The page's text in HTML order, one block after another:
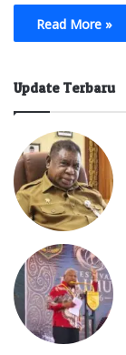
Read More »
Update Terbaru